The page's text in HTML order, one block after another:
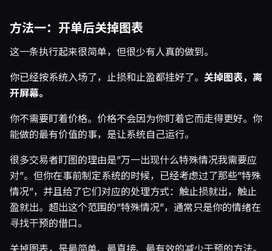
方法一：开单后关掉图表
这一条执行起来很简单，但很少有人真的做到。
你已经按系统入场了，止损和止盈都挂好了。 关掉图表，离
开屏幕。
你不需要盯着价格。价格不会因为你盯着它而走得更好。你
能做的最有价值的事，是让系统自己运行。
很多交易者盯图的理由是”万一出现什么特殊情况我需要应
对”。但你在事前制定系统的时候，已经考虑过了那些”特殊
情况”，并且给了它们对应的处理方式：触止损就出，触止
盈就出。超出这个范围的”特殊情况”，通常只是你的情绪在
寻找干预的借口。